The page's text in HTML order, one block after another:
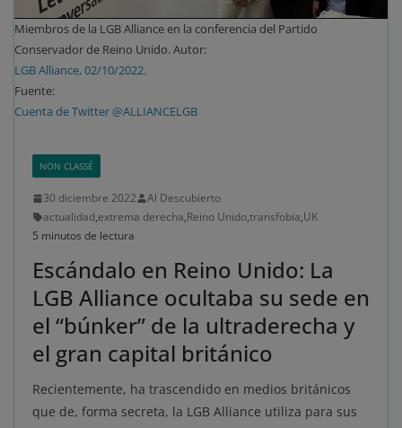
Miembros de la LGB Alliance en la conferencia del Partido
Conservador de Reino Unido. Autor:
LGB Alliance, 02/10/2022.
Fuente:
Cuenta de Twitter @ALLIANCELGB
NON CLASSÉ
30 diciembre 2022
Al Descubierto
actualidad,extrema derecha,Reino Unido,transfobia,UK
5 minutos de lectura
Escándalo en Reino Unido: La
LGB Alliance ocultaba su sede en
el “búnker” de la ultraderecha y
el gran capital británico
Recientemente, ha trascendido en medios británicos
que de, forma secreta, la LGB Alliance utiliza para sus